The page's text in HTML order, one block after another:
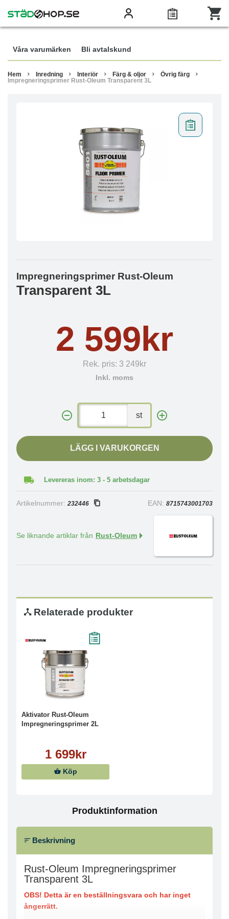
Våra varumärken Bli avtalskund
Hem Inredning Interiör Färg & oljor
Övrig färg
Impregneringsprimer Rust-Oleum Transparent 3L
Impregneringsprimer Rust-Oleum
Transparent 3L
2 599kr
Rek. pris: 3 249kr
Inkl. moms
st
LÄGG I VARUKORGEN
Levereras inom: 3 - 5 arbetsdagar
Artikelnummer: 232446 EAN: 8715743001703
Se liknande artiklar från Rust-Oleum
Relaterade produkter
Aktivator Rust-Oleum
Impregneringsprimer 2L
1 699kr
Köp
Produktinformation
Beskrivning
Rust-Oleum Impregneringsprimer
Transparent 3L
OBS! Detta är en beställningsvara och har inget
ångerrätt.